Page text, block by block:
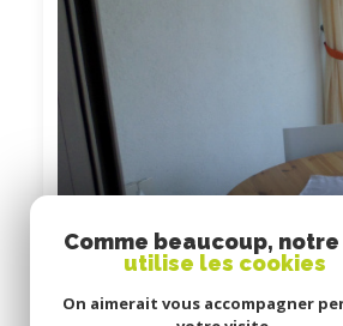
Comme beaucoup,
utilise les cookies
On aimerait vous accompagner